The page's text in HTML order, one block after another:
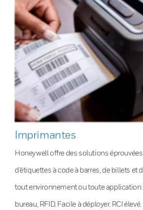
Imprimantes
Honeywell offre des solutions
d’étiquettes à code à barres, de billets et
tout environnement ou toute application
bureau, RFID. Facile à déployer. RCI élevé.